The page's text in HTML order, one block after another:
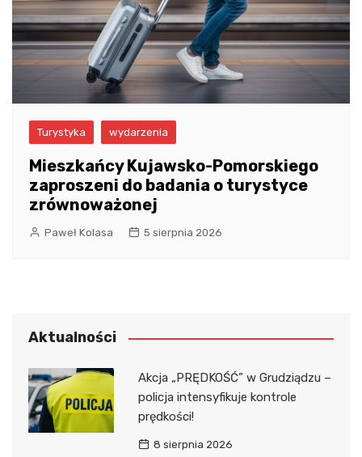
Turystyka wydarzenia
Mieszkańcy Kujawsko-Pomorskiego
zaproszeni do badania o turystyce
zrównoważonej
Paweł Kolasa 5 sierpnia 2026
Aktualności
Akcja „PRĘDKOŚĆ” w Grudziądzu –
policja intensyfikuje kontrole
prędkości!
8 sierpnia 2026